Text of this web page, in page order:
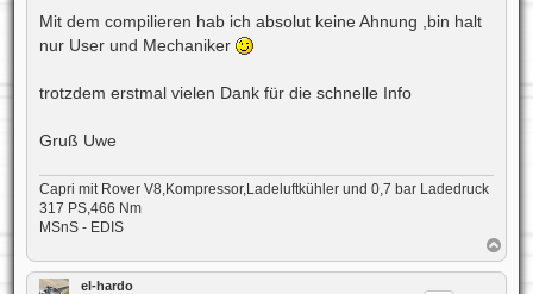
Mit dem compilieren hab ich absolut keine Ahnung ,bin halt
nur User und Mechaniker
trotzdem erstmal vielen Dank für die schnelle Info
Gruß Uwe
Capri mit Rover V8,Kompressor,Ladeluftkühler und 0,7 bar Ladedruck
317 PS,466 Nm
MSnS - EDIS
a
c
el-hardo